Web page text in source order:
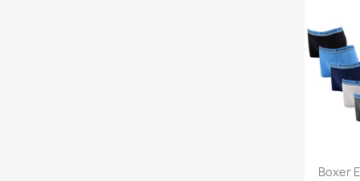

Boxer